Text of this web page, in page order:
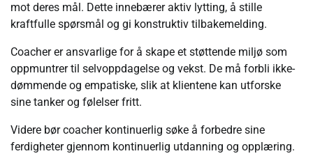
mot deres mål. Dette innebærer aktiv lytting, å stille
kraftfulle spørsmål og gi konstruktiv tilbakemelding.
Coacher er ansvarlige for å skape et støttende miljø som
oppmuntrer til selvoppdagelse og vekst. De må forbli ikke-
dømmende og empatiske, slik at klientene kan utforske
sine tanker og følelser fritt.
Videre bør coacher kontinuerlig søke å forbedre sine
ferdigheter gjennom kontinuerlig utdanning og opplæring.